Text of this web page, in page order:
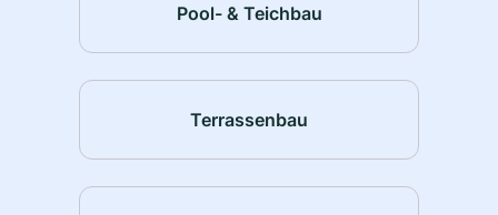
Pool- & Teichbau
Terrassenbau